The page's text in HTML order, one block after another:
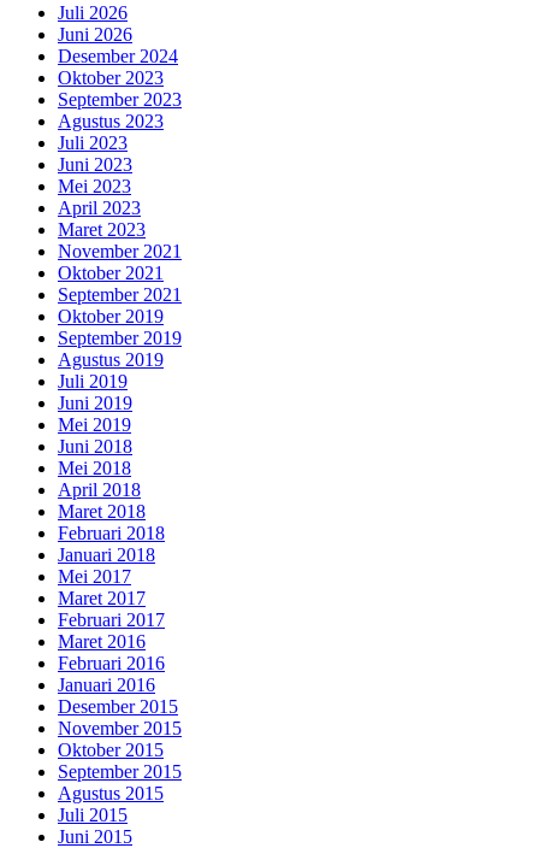
Juli 2026
Juni 2026
Desember 2024
Oktober 2023
September 2023
Agustus 2023
Juli 2023
Juni 2023
Mei 2023
April 2023
Maret 2023
November 2021
Oktober 2021
September 2021
Oktober 2019
September 2019
Agustus 2019
Juli 2019
Juni 2019
Mei 2019
Juni 2018
Mei 2018
April 2018
Maret 2018
Februari 2018
Januari 2018
Mei 2017
Maret 2017
Februari 2017
Maret 2016
Februari 2016
Januari 2016
Desember 2015
November 2015
Oktober 2015
September 2015
Agustus 2015
Juli 2015
Juni 2015